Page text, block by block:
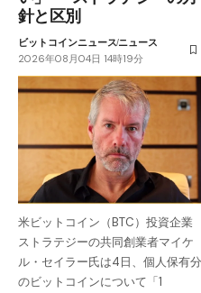
針と区別
ビットコインニュースニュース
2026年08月04日 14時19分
米ビットコイン（BTC）投資企業
ストラテジーの共同創業者マイケ
ル・セイラー氏は4日、個人保有分
のビットコインについて「1